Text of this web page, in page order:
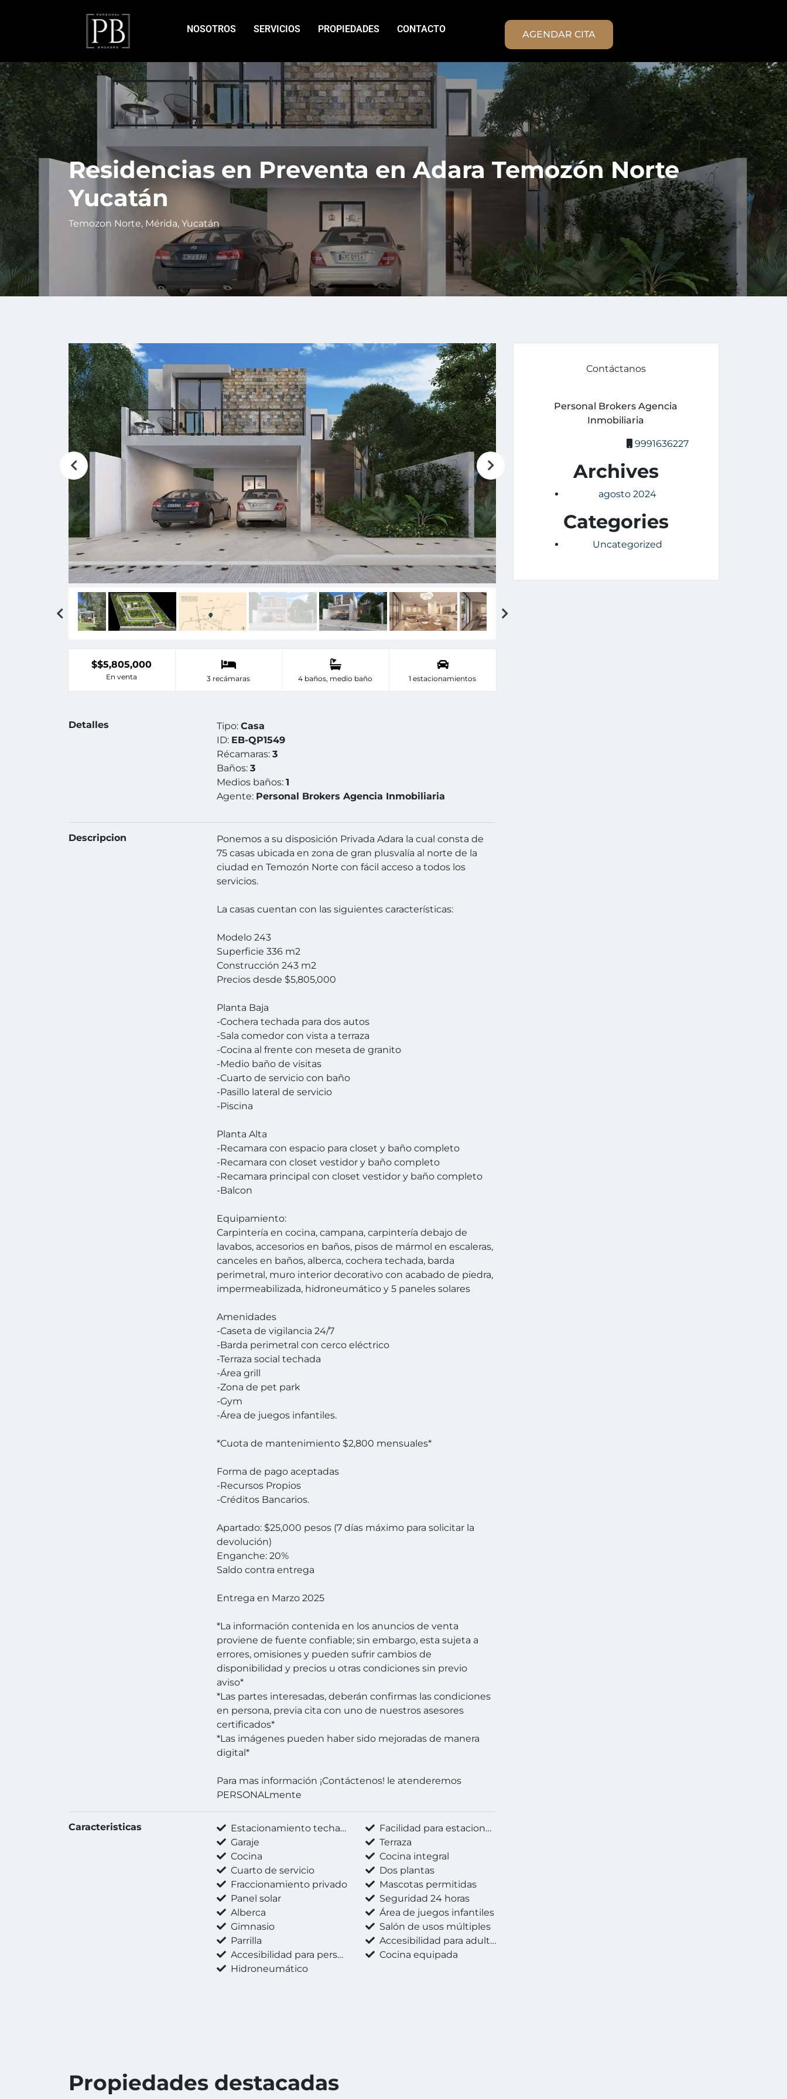
NOSOTROS SERVICIOS PROPIEDADES CONTACTO AGENDAR CITA
Residencias en Preventa en Adara Temozón Norte
Yucatán
Temozon Norte, Mérida, Yucatán
$$5,805,000
En venta 3 recámaras 4 baños, medio baño 1 estacionamientos
Detalles Tipo:Casa
ID: EB-QP1549
Récamaras:3
Baños:3
Medios baños:1
Agente: Personal Brokers Agencia Inmobiliaria
Descripcion
Ponemos a su disposición Privada Adara la cual consta de
75 casas ubicada en zona de gran plusvalía al norte de la
ciudad en Temozón Norte con fácil acceso a todos los
servicios.
La casas cuentan con las siguientes características:
Modelo 243
Superficie 336 m2
Construcción 243 m2
Precios desde $5,805,000
Planta Baja
-Cochera techada para dos autos
-Sala comedor con vista a terraza
-Cocina al frente con meseta de granito
-Medio baño de visitas
-Cuarto de servicio con baño
-Pasillo lateral de servicio
-Piscina
Planta Alta
-Recamara con espacio para closet y baño completo
-Recamara con closet vestidor y baño completo
-Recamara principal con closet vestidor y baño completo
-Balcon
Equipamiento:
Carpintería en cocina, campana, carpintería debajo de
lavabos, accesorios en baños, pisos de mármol en escaleras,
canceles en baños, alberca, cochera techada, barda
perimetral, muro interior decorativo con acabado de piedra,
impermeabilizada, hidroneumático y 5 paneles solares
Amenidades
-Caseta de vigilancia 24/7
-Barda perimetral con cerco eléctrico
-Terraza social techada
-Área grill
-Zona de pet park
-Gym
-Área de juegos infantiles.
*Cuota de mantenimiento $2,800 mensuales*
Forma de pago aceptadas
-Recursos Propios
-Créditos Bancarios.
Apartado: $25,000 pesos (7 días máximo para solicitar la
devolución)
Enganche: 20%
Saldo contra entrega
Entrega en Marzo 2025
*La información contenida en los anuncios de venta
proviene de fuente confiable; sin embargo, esta sujeta a
errores, omisiones y pueden sufrir cambios de
disponibilidad y precios u otras condiciones sin previo
aviso*
*Las partes interesadas, deberán confirmas las condiciones
en persona, previa cita con uno de nuestros asesores
certificados*
*Las imágenes pueden haber sido mejoradas de manera
digital*
Para mas información ¡Contáctenos! le atenderemos
PERSONALmente
Caracteristicas Estacionamiento techado
Facilidad para estacionarse
Garaje
Terraza
Cocina
Cocina integral
Cuarto de servicio
Dos plantas
Fraccionamiento privado
Mascotas permitidas
Panel solar
Seguridad 24 horas
Alberca
Área de juegos infantiles
Gimnasio
Salón de usos múltiples
Parrilla
Accesibilidad para adultos mayores
Accesibilidad para personas con discapacidad
Cocina equipada
Hidroneumático
Contáctanos
Personal Brokers Agencia
Inmobiliaria
9991636227
Archives
agosto 2024
Categories
Uncategorized
Propiedades destacadas